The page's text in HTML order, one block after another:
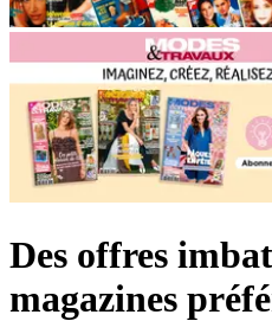
Des offres
magazines